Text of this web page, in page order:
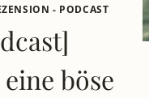
- PODCAST
böse